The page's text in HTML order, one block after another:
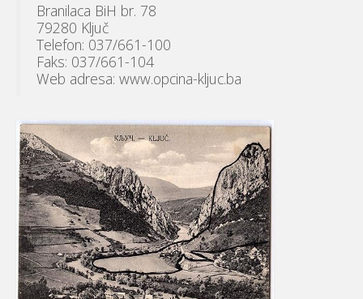
Branilaca BiH br. 78
79280 Ključ
Telefon: 037/661-100
Faks: 037/661-104
Web adresa: www.opcina-kljuc.ba